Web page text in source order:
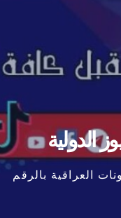
الدولية
العراقية بالرقم